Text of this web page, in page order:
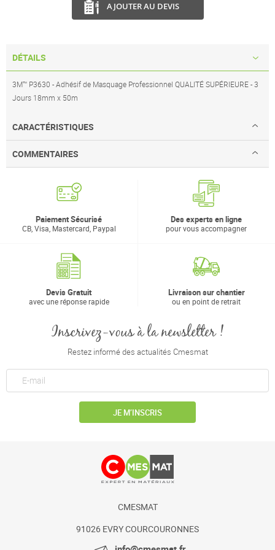
AJOUTER AU DEVIS
DÉTAILS
3M™ P3630 - Adhésif de Masquage Professionnel QUALITÉ SUPÉRIEURE - 3
Jours 18mm x 50m
CARACTÉRISTIQUES
COMMENTAIRES
Paiement Sécurisé
CB, Visa, Mastercard, Paypal
Des experts en ligne
pour vous accompagner
Devis Gratuit
avec une réponse rapide
Livraison sur chantier
ou en point de retrait
Inscrivez-vous à la newsletter !
Restez informé des actualités Cmesmat
JE M’INSCRIS
CMESMAT
91026 EVRY COURCOURONNES